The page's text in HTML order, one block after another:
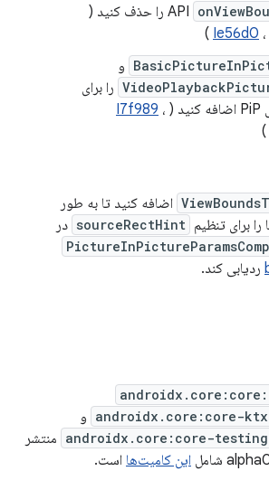
APIرا حذف کنید (
)
و
را برای
I7f989 ،
اضافه کنید تا به طور
برای تنظیم sourceRectHint در
androidx.core:core- و
androidx.core:core- منتشر
این کامیت‌هااست.